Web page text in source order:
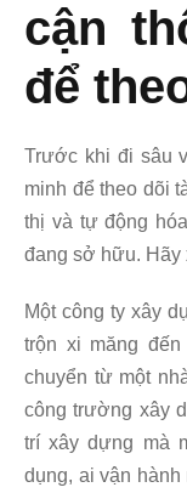
cận
để
Trước khi đi sâu
minh để theo dõi
thị và tự động
đang sở hữu. Hãy
Một công ty xây
trộn xi măng
chuyển từ một
công trường xây
trí xây dựng mà
dụng, ai vận